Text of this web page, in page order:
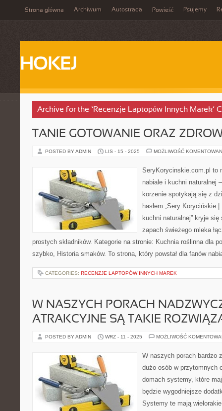
Strona główna Archiwum Autostrada Powieść Psujemy
HOKEJ
Archive for the ‘Recenzje Laptopów Innych Marek’
TANIE GOTOWANIE ORAZ
POSTED BY ADMIN LIS - 15 - 2025 MOŻLIWOŚĆ
SeryKorycinskie.com.pl to
nabiale i kuchni naturalnej
korzenie spotykają się z
hasłem „Sery Korycińskie
kuchni naturalnej” kryje
zapach świeżego mleka
prostych składników. Kategorie na stronie: Kuchnia roślinna dla
szybko, Historia smaków. To strona, który powstał dla fanów
CATEGORIES: RECENZJE LAPTOPÓW INNYCH MAREK
W NASZYCH PORACH
ATRAKCYJNE SĄ TAKIE
POSTED BY ADMIN WRZ - 11 - 2025 MOŻLIWOŚĆ
W naszych porach bardzo
dużo osób w przytomnych
domach systemy, które
będzie wygodniejsze
Systemy te mają